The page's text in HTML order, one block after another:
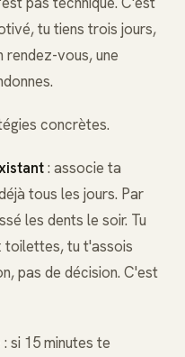
tu tiens trois jours,
rendez-vous, une
concrètes.
: associe ta
tous les jours. Par
les dents le soir. Tu
toilettes, tu t'assois
pas de décision. C'est
: si 15 minutes te